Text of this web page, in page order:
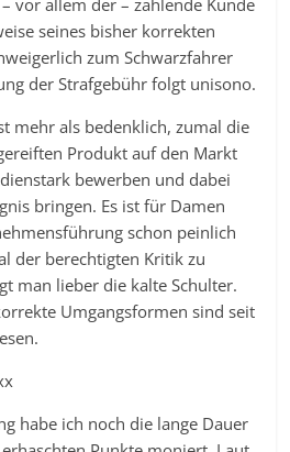
vor allem der – zahlende Kunde
seines bisher korrekten
zum Schwarzfahrer
der Strafgebühr folgt unisono.
mehr als bedenklich, zumal die
Produkt auf den Markt
bewerben und dabei
bringen. Es ist für Damen
schon peinlich
der berechtigten Kritik zu
man lieber die kalte Schulter.
Umgangsformen sind seit
habe ich noch die lange Dauer